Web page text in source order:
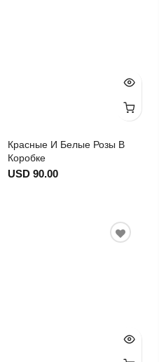
Красные И Белые Розы В
Коробке
USD 90.00